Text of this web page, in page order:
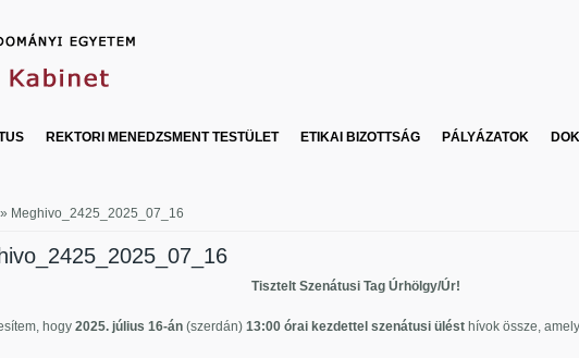
REKTORI MENEDZSMENT TESTÜLET ETIKAI BIZOTTSÁG PÁLYÁZATOK
» Meghivo_2425_2025_07_16
Tisztelt Szenátusi Tag Úrhölgy/Úr!
hogy2025. július 16-án(szerdán)13:00 órai kezdettel szenátusi ülést hívok össze,